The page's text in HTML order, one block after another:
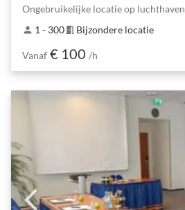
Ongebruikelijke locatie op luchthaven
person 1 - 300meeting_room Bijzondere locatie
Vanaf € 100 /h